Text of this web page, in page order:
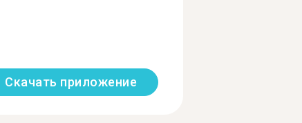
Скачать приложение